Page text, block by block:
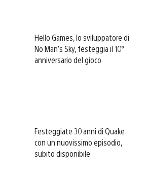
Hello Games, lo sviluppatore di
No Man’s Sky, festeggia il 10°
anniversario del gioco
Festeggiate 30 anni di Quake
con un nuovissimo episodio,
subito disponibile